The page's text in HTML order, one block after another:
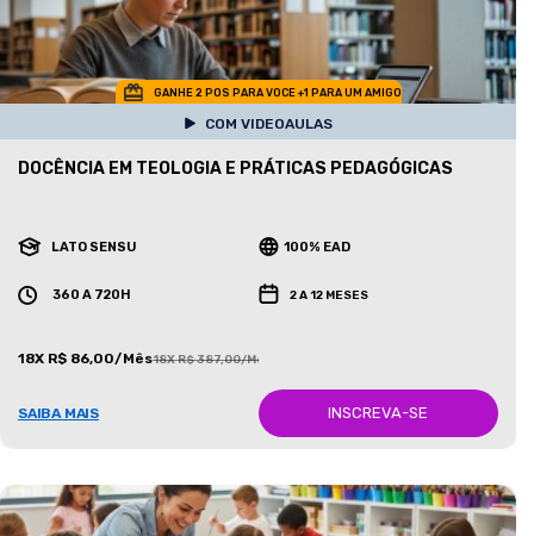
GANHE 2 POS PARA VOCE +1 PARA UM AMIGO
COM VIDEOAULAS
DOCÊNCIA EM TEOLOGIA E PRÁTICAS PEDAGÓGICAS
LATO SENSU 100% EAD
360 A 720H 2 A 12 MESES
18X R$ 86,00/Mês18X R$ 387,00/Mês
SAIBA MAIS INSCREVA-SE